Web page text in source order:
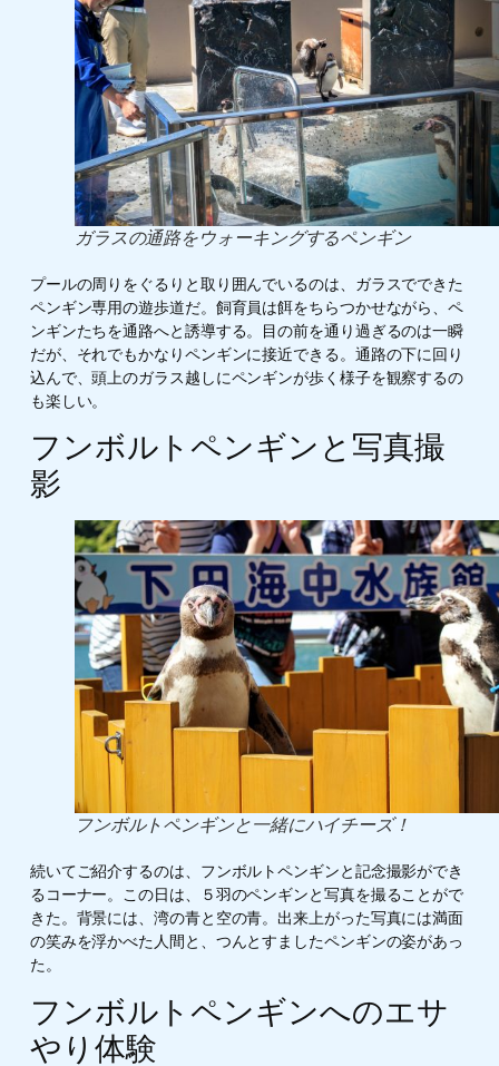
ガラスの通路をウォーキングするペンギン
プールの周りをぐるりと取り囲んでいるのは、ガラスでできた
ペンギン専用の遊歩道だ。飼育員は餌をちらつかせながら、ペ
ンギンたちを通路へと誘導する。目の前を通り過ぎるのは一瞬
だが、それでもかなりペンギンに接近できる。通路の下に回り
込んで、頭上のガラス越しにペンギンが歩く様子を観察するの
も楽しい。
フンボルトペンギンと写真撮
影
フンボルトペンギンと一緒にハイチーズ！
続いてご紹介するのは、フンボルトペンギンと記念撮影ができ
るコーナー。この日は、５羽のペンギンと写真を撮ることがで
きた。背景には、湾の青と空の青。出来上がった写真には満面
の笑みを浮かべた人間と、つんとすましたペンギンの姿があっ
た。
フンボルトペンギンへのエサ
やり体験